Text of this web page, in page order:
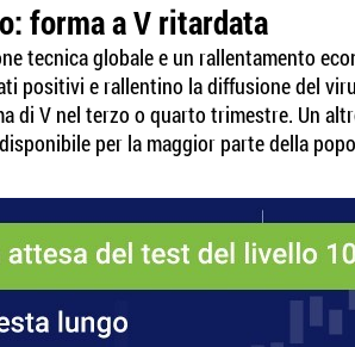
forma a V ritardata
tecnica globale e un rallentamento
positivi e rallentino la diffusione del
di V nel terzo o quarto trimestre. Un
per la maggior parte della